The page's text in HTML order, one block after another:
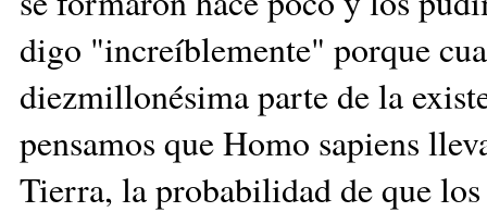
digo "increíblemente" porque
diezmillonésima parte de la
pensamos que Homo sapiens
Tierra, la probabilidad de que